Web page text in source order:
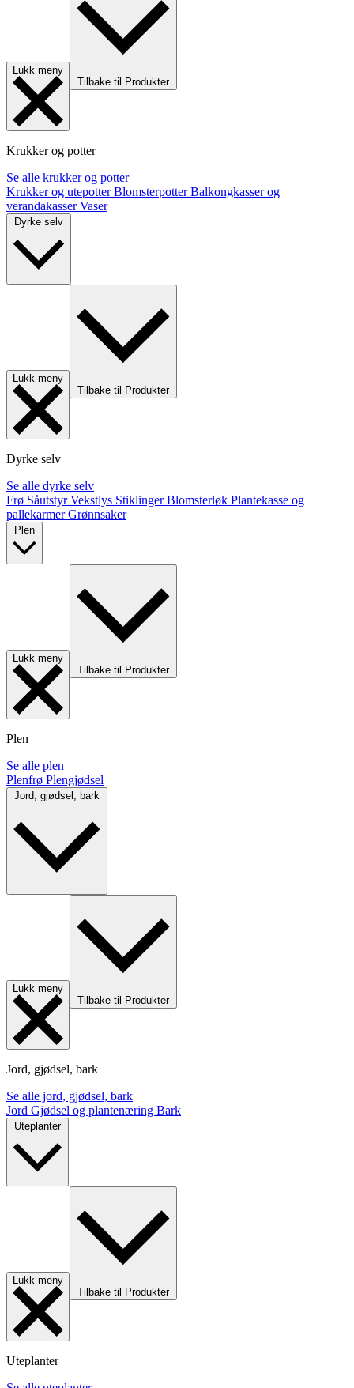
Lukk meny
Tilbake til Produkter
Krukker og potter
Se alle krukker og potter
Krukker og utepotterBlomsterpotterBalkongkasser og
verandakasserVaser
Lukk meny
Tilbake til Produkter
Dyrke selv
Se alle dyrke selv
Frø SåutstyrVekstlys StiklingerBlomsterløk Plantekasse og
pallekarmerGrønnsaker
Lukk meny
Tilbake til Produkter
Plen
Se alle plen
Plenfrø Plengjødsel
Lukk meny
Tilbake til Produkter
Jord, gjødsel, bark
Se alle jord, gjødsel, bark
Jord Gjødsel og plantenæring Bark
Uteplanter
Lukk meny
Tilbake til Produkter
Uteplanter